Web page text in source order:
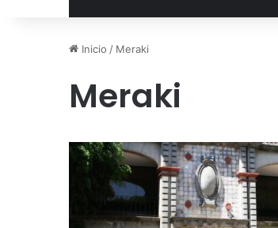
Inicio / Meraki
Meraki